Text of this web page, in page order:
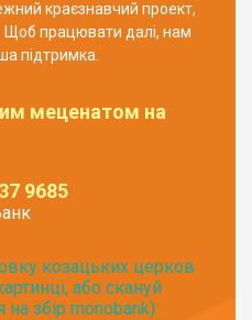
краєзнавчий проект,
Щоб працювати далі, нам
підтримка.
меценатом на
9685
козацьких церков
або скануй
на збір monobank):